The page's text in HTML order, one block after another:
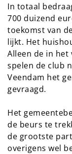
In totaal
700 duizend
toekomst van
lijkt. Het
Alleen de in
spelen de club
Veendam het
gevraagd.
Het
de beurs te
de grootste
overigens wel